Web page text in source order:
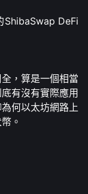
ShibaSwap DeFi
，算是一個相當
有沒有實際應用
何以太坊網路上
。